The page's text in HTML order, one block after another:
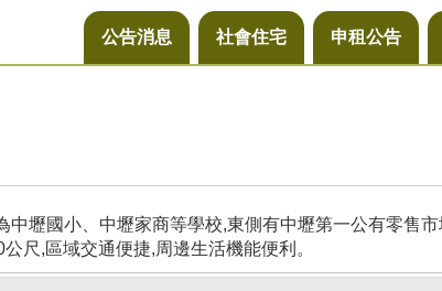
公告消息 社會住宅 申租公告
壢國小、中壢家商等學校,東側有中壢第一公有零售
尺,區域交通便捷,周邊生活機能便利。